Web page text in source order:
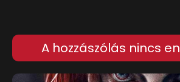
A hozzászólás nincs